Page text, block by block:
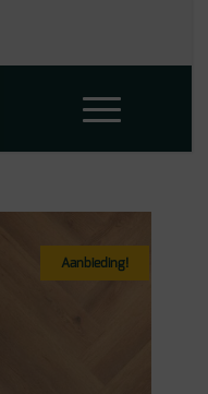
Aanbieding!